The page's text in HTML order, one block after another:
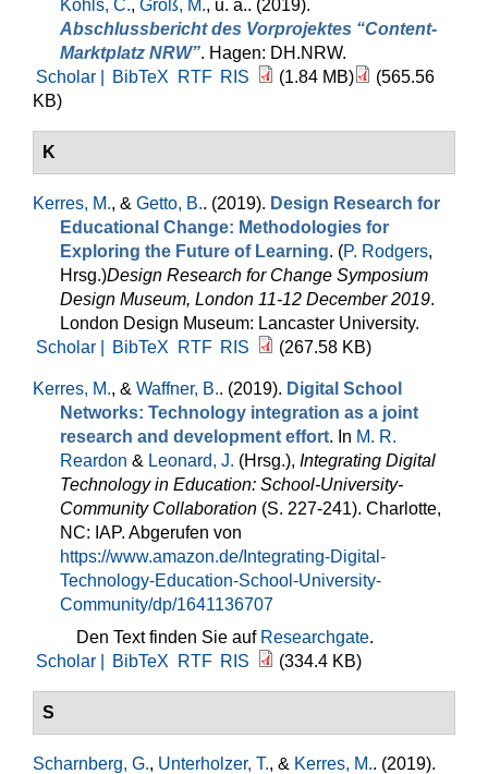
Kohls, C., Groß, M., u. a.. (2019).
Abschlussbericht des Vorprojektes “Content-
Marktplatz NRW”. Hagen: DH.NRW.
Scholar |
BibTeX RTF RIS (1.84 MB)
(565.56
KB)
K
Kerres, M., & Getto, B.. (2019). Design Research for
Educational Change: Methodologies for
Exploring the Future of Learning. (P. Rodgers,
Hrsg.)Design Research for Change Symposium
Design Museum, London 11-12 December 2019.
London Design Museum: Lancaster University.
Scholar |
BibTeX RTF RIS (267.58 KB)
Kerres, M., & Waffner, B.. (2019). Digital School
Networks: Technology integration as a joint
research and development effort. In M. R.
Reardon & Leonard, J. (Hrsg.), Integrating Digital
Technology in Education: School-University-
Community Collaboration (S. 227-241). Charlotte,
NC: IAP. Abgerufen von
https://www.amazon.de/Integrating-Digital-
Technology-Education-School-University-
Community/dp/1641136707
Den Text finden Sie auf Researchgate.
Scholar |
BibTeX RTF RIS (334.4 KB)
S
Scharnberg, G., Unterholzer, T., & Kerres, M.. (2019).